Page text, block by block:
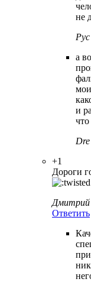
не
Рус
а
и
что
Dre
+1
Дороги
Дмитрий
Ответить